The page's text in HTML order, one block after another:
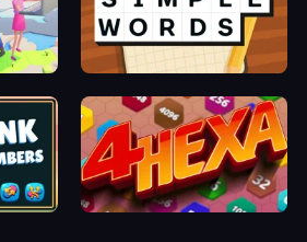
Control Simple Words
4Hexa